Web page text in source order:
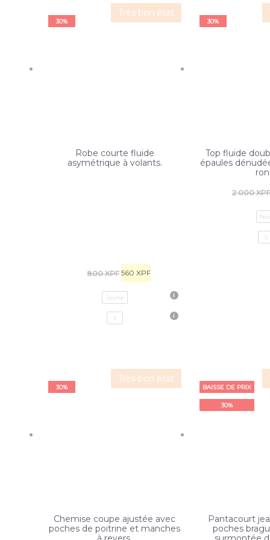
Très bon état
30%
Robe courte fluide
asymétrique à volants.
800XPF 560XPF
Jaune
S
30%
Top fluide
épaules
2 000
S
Très bon état
30%
Chemise coupe ajustée avec
poches de poitrine et manches
BAISSE DE PRIX
30%
Pantacourt
poches